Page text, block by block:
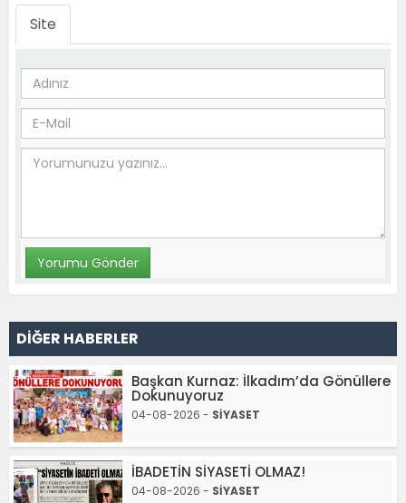
Site
DİĞER HABERLER
Başkan Kurnaz: İlkadım’da Gönüllere
Dokunuyoruz
04-08-2026 - SİYASET
İBADETİN SİYASETİ OLMAZ!
04-08-2026 - SİYASET